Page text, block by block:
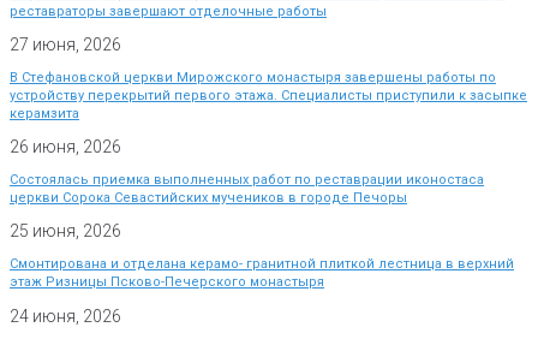
реставраторы завершают отделочные работы
27 июня, 2026
В Стефановской церкви Мирожского монастыря завершены работы по
устройству перекрытий первого этажа. Специалисты приступили к засыпке
керамзита
26 июня, 2026
Состоялась приемка выполненных работ по реставрации иконостаса
церкви Сорока Севастийских мучеников в городе Печоры
25 июня, 2026
Смонтирована и отделана керамо- гранитной плиткой лестница в верхний
этаж Ризницы Псково-Печерского монастыря
24 июня, 2026